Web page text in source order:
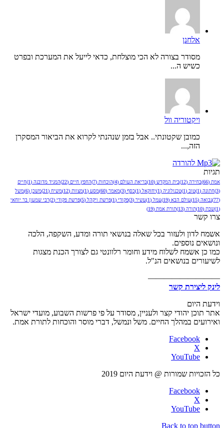
אלחנן
מסודר בצורה לא הכי מוצלחת, כדאי לייעל את המערכת ובפרט
כשיש ה...
ויקטוריה וול
כמובן שקטונתי.. אבל בזמן שנהנתי לקרוא את הביאור המסקרן
הזה,...
תגיות
אמת (66) בחירה (12) בית המקדש (10) בריאת העולם (4) הוכחות (7) החפץ חיים (22) המגיד מדובנה (1)
חיים
(3)
חתונה (1) טוב (1) טכנולוגיה (1) יחזקאל (1) כסף (3) מאמר (60) מסע (1) מצוות (12) משיח (21) משכן (6)
משל
(77)
נבואה (15) עולם הבא (19) עמל (1) עשיר (3) פקודי (1) פרשת ויקהל (5) פרשת פקודי (2)
רבי שמעון בר יוחאי
(1)
שבת (10) תורה (13) תורת אמת (19)
צרו קשר
אשמח לדון ולעזור בכל שאלה בנושאי תורה ומדע, השקפה, הלכה
ונושאים נוספים.
כמו כן אשמח לשלוח מידע וחומר רלוונטי גם לצורך הכנת מצגות
לשיעורים בנושאים הנ"ל.
—————————
לינק ליצירת קשר
וידעת היום
אתר תוכן יהודי קצר ולעניין, מסודר על פי פרשות השבוע, מועדי ישראל
ואירועים במהלך החיים. משל ונמשל, דברי מוסר והוכחות לתורת אמת.
Facebook
X
YouTube
כל הזכויות שמורות @ וידעת היום 2019
Facebook
X
YouTube
Back to top button